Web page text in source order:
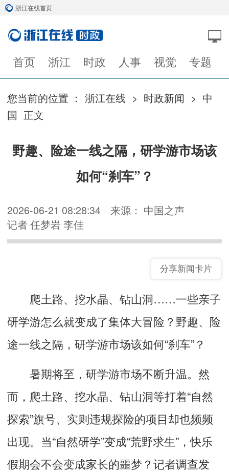
浙江在线首页
首页 浙江 时政 人事 视觉 专题
您当前的位置 ： 浙江在线 > 时政新闻 > 中
国 正文
野趣、险途一线之隔，研学游市场该
如何“刹车”？
2026-06-21 08:28:34
来源： 中国之声
记者 任梦岩 李佳
分享新闻卡片
爬土路、挖水晶、钻山洞……一些亲子
研学游怎么就变成了集体大冒险？野趣、险
途一线之隔，研学游市场该如何“刹车”？
暑期将至，研学游市场不断升温。然
而，爬土路、挖水晶、钻山洞等打着“自然
探索”旗号、实则违规探险的项目却也频频
出现。当“自然研学”变成“荒野求生”，快乐
假期会不会变成家长的噩梦？记者调查发